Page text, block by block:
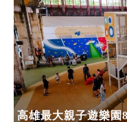
高雄最大親子遊樂園